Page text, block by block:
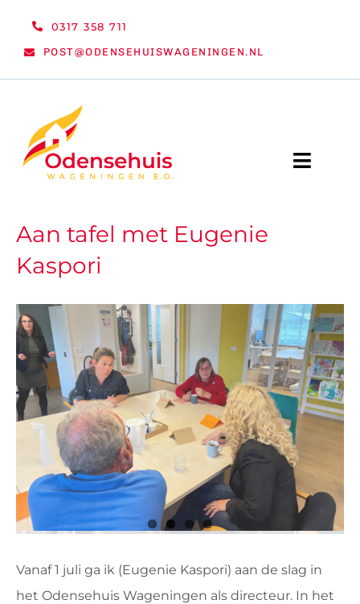
0317 358 711
POST@ODENSEHUISWAGENINGEN.NL
Toggle
NIEUWS
ACTIVITEITEN
ORGANISATIE
VRIJWILLIGERS & STAGIAIRES
CONTACT
Aan tafel met Eugenie
Kaspori
Vanaf 1 juli ga ik (Eugenie Kaspori) aan de slag in
het Odensehuis Wageningen als directeur. In het